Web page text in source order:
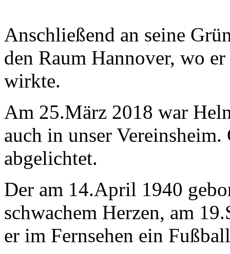
Anschließend an seine
den Raum Hannover, wo
wirkte.
Am 25.März 2018 war
auch in unser
abgelichtet.
Der am 14.April 1940
schwachem Herzen, am
er im Fernsehen ein